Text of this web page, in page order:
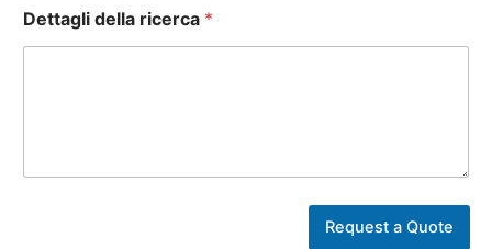
Dettagli della ricerca *
Request a Quote